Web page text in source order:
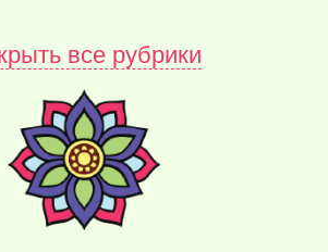
все рубрики